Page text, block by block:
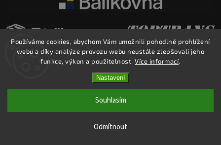
Používáme cookies, abychom Vám umožnili pohodlné prohlížení
webu a díky analýze provozu webu neustále zlepšovali jeho
funkce, výkon a použitelnost.Více informací.
Nastavení
Odmítnout
Souhlasím
E-SHOP MILATA. Všechna práva vyhrazena.
Upravit nastavení cookies